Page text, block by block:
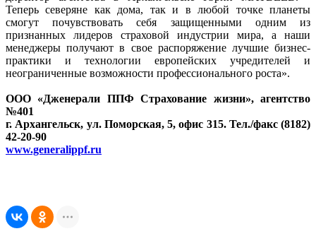
Теперь северяне как дома, так и в любой точке планеты
смогут почувствовать себя защищенными одним из
признанных лидеров страховой индустрии мира, а наши
менеджеры получают в свое распоряжение лучшие бизнес-
практики и технологии европейских учредителей и
неограниченные возможности профессионального роста».
ООО «Дженерали ППФ Страхование жизни», агентство
№401
г. Архангельск, ул. Поморская, 5, офис 315. Тел./факс (8182)
42-20-90
www.generalippf.ru